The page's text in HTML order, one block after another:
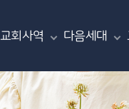
교회사역 다음세대